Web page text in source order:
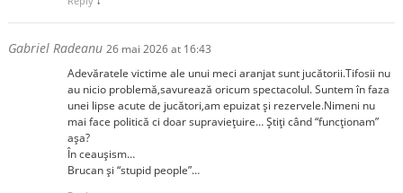
Gabriel Radeanu 26 mai 2026 at 16:43
Adevăratele victime ale unui meci aranjat sunt jucătorii.Tifosii nu
au nicio problemă,savurează oricum spectacolul. Suntem în faza
unei lipse acute de jucători,am epuizat și rezervele.Nimeni nu
mai face politică ci doar supraviețuire… Știți când “funcționam”
așa?
În ceaușism…
Brucan și “stupid people”…